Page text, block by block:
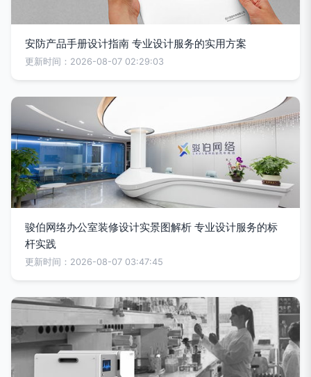
安防产品手册设计指南 专业设计服务的实用方案
更新时间：2026-08-07 02:29:03
骏伯网络办公室装修设计实景图解析 专业设计服务的标
杆实践
更新时间：2026-08-07 03:47:45